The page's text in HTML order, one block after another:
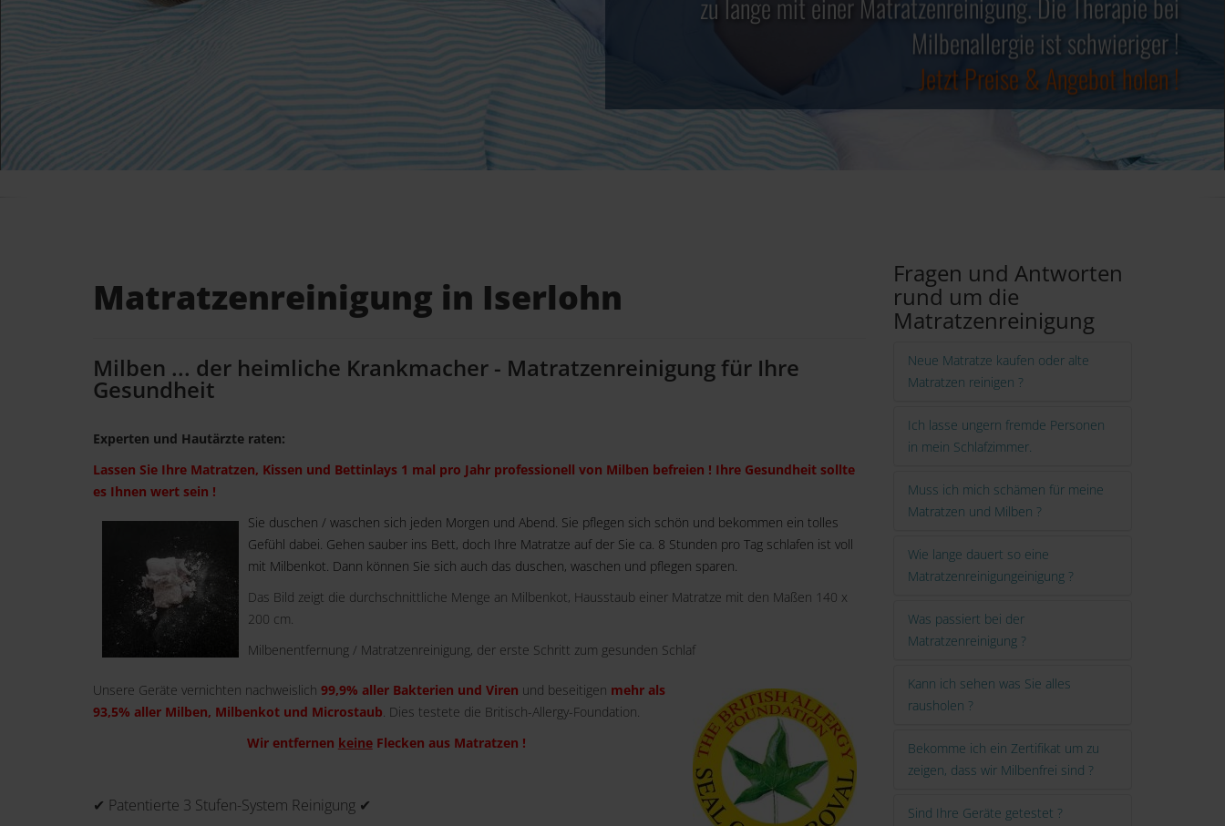
Milbenallergie ist schwieriger !
Jetzt Preise & Angebot holen !
Jetzt Preise & Angebot holen !
✓ Kosten steuerlich absetzbar ✓
Jetzt Preise & Angebot holen !
Matratzenreinigung in Iserlohn
Milben ... der heimliche Krankmacher - Matratzenreinigung für Ihre
Gesundheit
Experten und Hautärzte raten:
Lassen Sie Ihre Matratzen, Kissen und Bettinlays 1 mal pro Jahr professionell von Milben befreien ! Ihre Gesundheit sollte
es Ihnen wert sein !
Sie duschen / waschen sich jeden Morgen und Abend. Sie pflegen sich schön und bekommen ein tolles
Gefühl dabei. Gehen sauber ins Bett, doch Ihre Matratze auf der Sie ca. 8 Stunden pro Tag schlafen ist voll
mit Milbenkot. Dann können Sie sich auch das duschen, waschen und pflegen sparen.
Das Bild zeigt die durchschnittliche Menge an Milbenkot, Hausstaub einer Matratze mit den Maßen 140 x
200 cm.
Milbenentfernung / Matratzenreinigung, der erste Schritt zum gesunden Schlaf
Unsere Geräte vernichten nachweislich 99,9% aller Bakterien und Viren und beseitigen mehr als
93,5% aller Milben, Milbenkot und Microstaub. Dies testete die Britisch-Allergy-Foundation.
Wir entfernen keineFlecken aus Matratzen !
✔ Patentierte 3 Stufen-System Reinigung ✔
Fragen und Antworten
rund um die
Matratzenreinigung
Neue Matratze kaufen oder alte
Matratzen reinigen ?
Ich lasse ungern fremde Personen
in mein Schlafzimmer.
Muss ich mich schämen für meine
Matratzen und Milben ?
Wie lange dauert so eine
Matratzenreinigungeinigung ?
Was passiert bei der
Matratzenreinigung ?
Kann ich sehen was Sie alles
rausholen ?
Bekomme ich ein Zertifikat um zu
zeigen, dass wir Milbenfrei sind ?
Sind Ihre Geräte getestet ?